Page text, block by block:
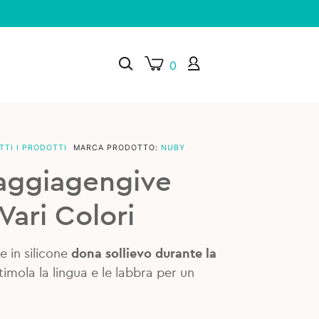
0
I PRODOTTI MARCA PRODOTTO: NUBY
Colori
in silicone dona sollievo durante la
la lingua e le labbra per un